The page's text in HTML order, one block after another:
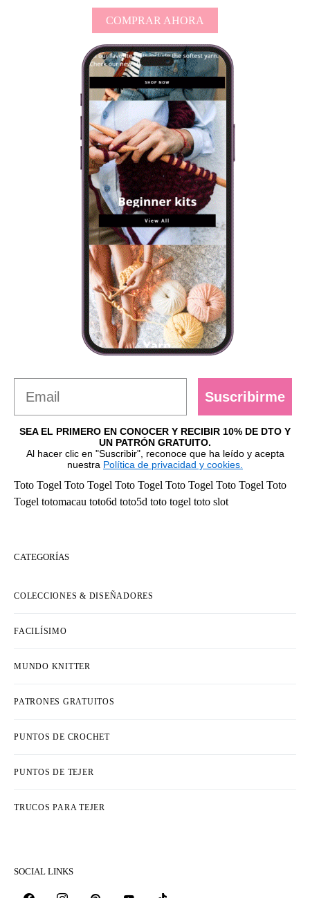
COMPRAR AHORA
Suscribirme
SEA EL PRIMERO EN CONOCER Y RECIBIR 10% DE DTO Y
UN PATRÓN GRATUITO.
Al hacer clic en "Suscribir", reconoce que ha leído y acepta
nuestra Política de privacidad y cookies.
Toto Togel Toto Togel Toto Togel Toto Togel Toto Togel Toto
Togel totomacau toto6d toto5d toto togel toto slot
CATEGORÍAS
COLECCIONES & DISEÑADORES
FACILÍSIMO
MUNDO KNITTER
PATRONES GRATUITOS
PUNTOS DE CROCHET
PUNTOS DE TEJER
TRUCOS PARA TEJER
SOCIAL LINKS